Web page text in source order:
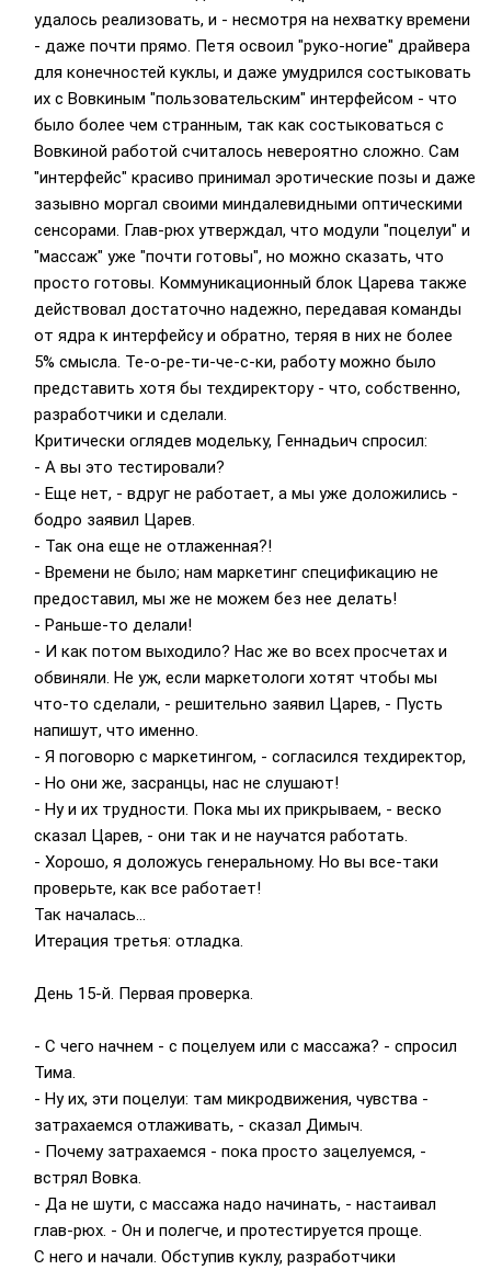
удалось реализовать, и - несмотря на нехватку времени
- даже почти прямо. Петя освоил "руко-ногие" драйвера
для конечностей куклы, и даже умудрился состыковать
их с Вовкиным "пользовательским" интерфейсом - что
было более чем странным, так как состыковаться с
Вовкиной работой считалось невероятно сложно. Сам
"интерфейс" красиво принимал эротические позы и даже
зазывно моргал своими миндалевидными оптическими
сенсорами. Глав-рюх утверждал, что модули "поцелуи" и
"массаж" уже "почти готовы", но можно сказать, что
просто готовы. Коммуникационный блок Царева также
действовал достаточно надежно, передавая команды
от ядра к интерфейсу и обратно, теряя в них не более
5% смысла. Те-о-ре-ти-че-с-ки, работу можно было
представить хотя бы техдиректору - что, собственно,
разработчики и сделали.
Критически оглядев модельку, Геннадьич спросил:
- А вы это тестировали?
- Еще нет, - вдруг не работает, а мы уже доложились -
бодро заявил Царев.
- Так она еще не отлаженная?!
- Времени не было; нам маркетинг спецификацию не
предоставил, мы же не можем без нее делать!
- Раньше-то делали!
- И как потом выходило? Нас же во всех просчетах и
обвиняли. Не уж, если маркетологи хотят чтобы мы
что-то сделали, - решительно заявил Царев, - Пусть
напишут, что именно.
- Я поговорю с маркетингом, - согласился техдиректор,
- Но они же, засранцы, нас не слушают!
- Ну и их трудности. Пока мы их прикрываем, - веско
сказал Царев, - они так и не научатся работать.
- Хорошо, я доложусь генеральному. Но вы все-таки
проверьте, как все работает!
Так началась...
Итерация третья: отладка.
День 15-й. Первая проверка.
- С чего начнем - с поцелуем или с массажа? - спросил
Тима.
- Ну их, эти поцелуи: там микродвижения, чувства -
затрахаемся отлаживать, - сказал Димыч.
- Почему затрахаемся - пока просто зацелуемся, -
встрял Вовка.
- Да не шути, с массажа надо начинать, - настаивал
глав-рюх. - Он и полегче, и протестируется проще.
С него и начали. Обступив куклу, разработчики